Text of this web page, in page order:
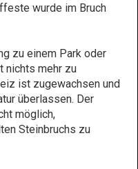
wurde im Bruch
zu einem Park oder
nichts mehr zu
ist zugewachsen und
überlassen. Der
möglich,
Steinbruchs zu